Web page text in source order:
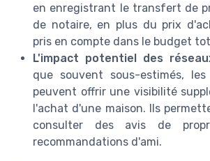
en enregistrant le transfert de
de notaire, en plus du prix
pris en compte dans le budget
L'impact potentiel des
que souvent sous-estimés, les
peuvent offrir une visibilité
l'achat d'une maison. Ils
consulter des avis de
recommandations d'ami.